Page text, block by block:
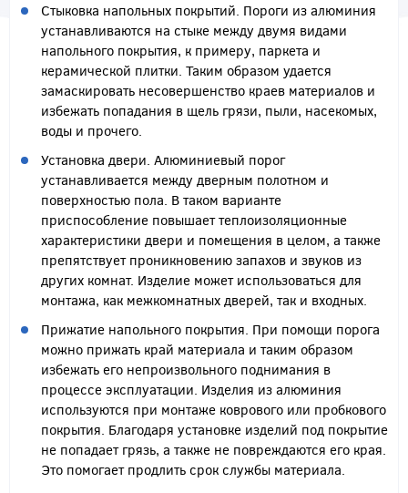
Стыковка напольных покрытий. Пороги из алюминия
устанавливаются на стыке между двумя видами
напольного покрытия, к примеру, паркета и
керамической плитки. Таким образом удается
замаскировать несовершенство краев материалов и
избежать попадания в щель грязи, пыли, насекомых,
воды и прочего.
Установка двери. Алюминиевый порог
устанавливается между дверным полотном и
поверхностью пола. В таком варианте
приспособление повышает теплоизоляционные
характеристики двери и помещения в целом, а также
препятствует проникновению запахов и звуков из
других комнат. Изделие может использоваться для
монтажа, как межкомнатных дверей, так и входных.
Прижатие напольного покрытия. При помощи порога
можно прижать край материала и таким образом
избежать его непроизвольного поднимания в
процессе эксплуатации. Изделия из алюминия
используются при монтаже коврового или пробкового
покрытия. Благодаря установке изделий под покрытие
не попадает грязь, а также не повреждаются его края.
Это помогает продлить срок службы материала.